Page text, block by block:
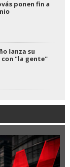
ponen fin a
lanza su
con "la gente"